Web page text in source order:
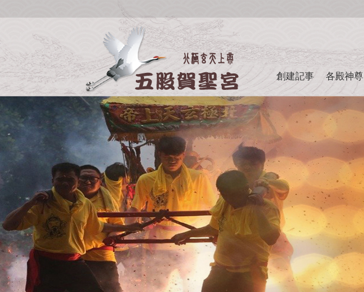
創建記事 各殿神尊